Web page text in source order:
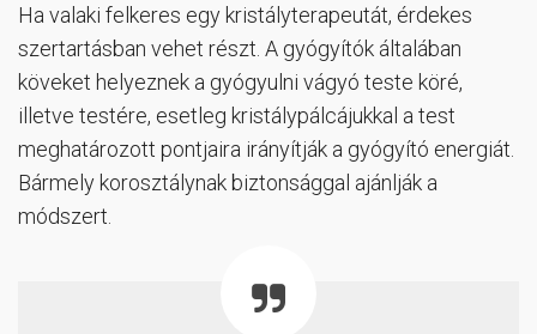
Ha valaki felkeres egy kristályterapeutát, érdekes
szertartásban vehet részt. A gyógyítók általában
köveket helyeznek a gyógyulni vágyó teste köré,
illetve testére, esetleg kristálypálcájukkal a test
meghatározott pontjaira irányítják a gyógyító energiát.
Bármely korosztálynak biztonsággal ajánlják a
módszert.